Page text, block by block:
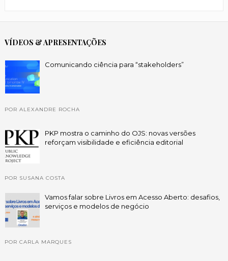
VÍDEOS & APRESENTAÇÕES
Comunicando ciência para “stakeholders”
POR ALEXANDRE ROCHA
PKP mostra o caminho do OJS: novas versões
reforçam visibilidade e eficiência editorial
POR SUSANA COSTA
Vamos falar sobre Livros em Acesso Aberto: desafios,
serviços e modelos de negócio
POR CARLA MARQUES